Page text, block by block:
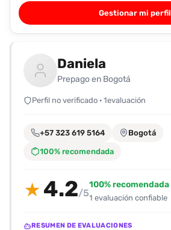
Pronto
podrás
registrarte
guardar
favoritas
para
fácilmente.
Gestionar mi perfil
Daniela
Prepago en Bogotá
Perfil no verificado · 1evaluación
+57 323 619 5164 Bogotá
100% recomendada
★ 4.2/5
100% recomendada
1 evaluación confiable
RESUMEN DE EVALUACIONES